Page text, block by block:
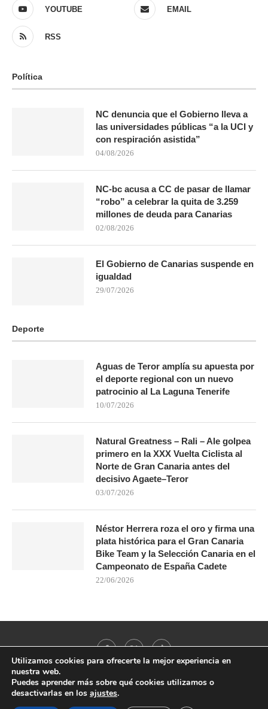
YOUTUBE EMAIL
RSS
Política
NC denuncia que el Gobierno lleva a
las universidades públicas “a la UCI y
con respiración asistida”
04/08/2026
NC-bc acusa a CC de pasar de llamar
“robo” a celebrar la quita de 3.259
millones de deuda para Canarias
02/08/2026
El Gobierno de Canarias suspende en
igualdad
29/07/2026
Deporte
Aguas de Teror amplía su apuesta por
el deporte regional con un nuevo
patrocinio al La Laguna Tenerife
10/07/2026
Natural Greatness – Rali – Ale golpea
primero en la XXX Vuelta Ciclista al
Norte de Gran Canaria antes del
decisivo Agaete–Teror
03/07/2026
Néstor Herrera roza el oro y firma una
plata histórica para el Gran Canaria
Bike Team y la Selección Canaria en el
Campeonato de España Cadete
22/06/2026
@2021 - All Right Reserved. Designed and Developed by
Utilizamos cookies para ofrecerte la mejor experiencia en
nuestra web.
Puedes aprender más sobre qué cookies utilizamos o
desactivarlas en los ajustes.